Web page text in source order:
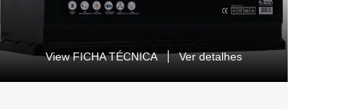
View FICHA TÉCNICA Ver detalhes